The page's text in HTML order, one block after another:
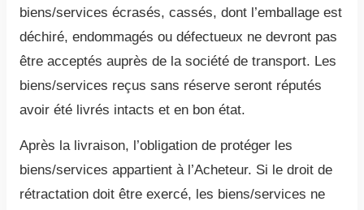
biens/services écrasés, cassés, dont l’emballage est
déchiré, endommagés ou défectueux ne devront pas
être acceptés auprès de la société de transport. Les
biens/services reçus sans réserve seront réputés
avoir été livrés intacts et en bon état.
Après la livraison, l’obligation de protéger les
biens/services appartient à l’Acheteur. Si le droit de
rétractation doit être exercé, les biens/services ne